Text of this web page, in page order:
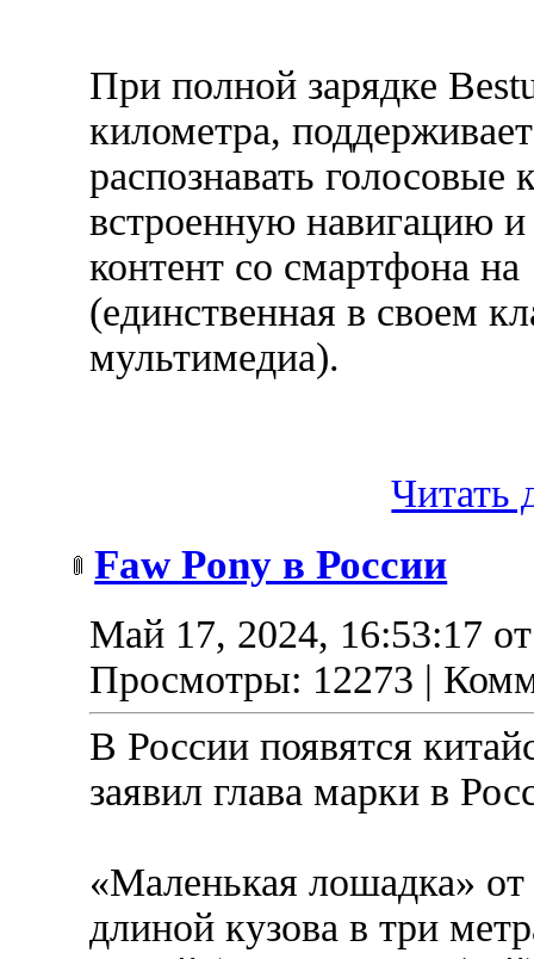
При полной зарядке
километра,
распознавать голосовые
встроенную навигацию
контент со смартфона
(единственная в своем
мультимедиа).
Читать
Faw Pony в России
Май 17, 2024, 16:53:17
Просмотры: 12273 |
В России появятся
заявил глава марки в
«Маленькая лошадка»
длиной кузова в три